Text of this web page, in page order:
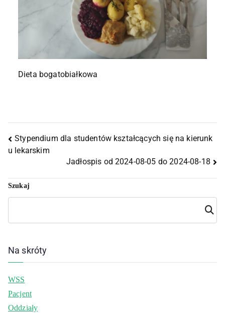
Dieta bogatobiałkowa
Stypendium dla studentów kształcących się na kierunk
u lekarskim
Jadłospis od 2024-08-05 do 2024-08-18
Szukaj
Szuka
j
Na skróty
WSS
Pacjent
Oddziały